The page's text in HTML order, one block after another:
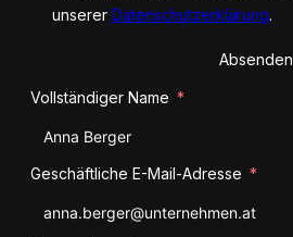
unserer Datenschutzerklärung.
Absenden
Vollständiger Name
Geschäftliche E-Mail-Adresse